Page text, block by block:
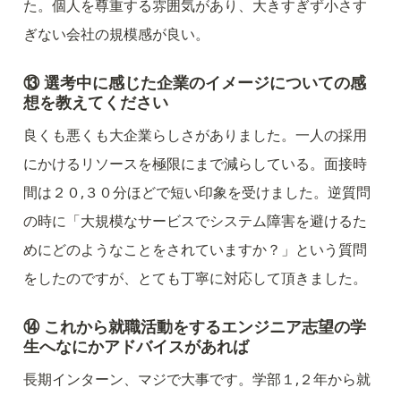
た。個人を尊重する雰囲気があり、大きすぎず小さす
ぎない会社の規模感が良い。
⑬ 選考中に感じた企業のイメージについての感
想を教えてください
良くも悪くも大企業らしさがありました。一人の採用
にかけるリソースを極限にまで減らしている。面接時
間は２０,３０分ほどで短い印象を受けました。逆質問
の時に「大規模なサービスでシステム障害を避けるた
めにどのようなことをされていますか？」という質問
をしたのですが、とても丁寧に対応して頂きました。
⑭ これから就職活動をするエンジニア志望の学
生へなにかアドバイスがあれば
長期インターン、マジで大事です。学部１,２年から就